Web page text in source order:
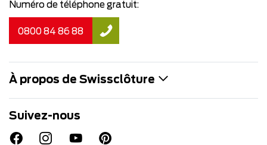
Numéro de téléphone gratuit:
0800 84 86 88
À propos de Swissclôture
Suivez-nous